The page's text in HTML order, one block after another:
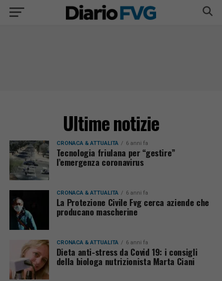
Ultime notizie
CRONACA & ATTUALITÀ 6 anni fa
Tecnologia friulana per “gestire”
l’emergenza coronavirus
CRONACA & ATTUALITÀ 6 anni fa
La Protezione Civile Fvg cerca aziende che
producano mascherine
CRONACA & ATTUALITÀ 6 anni fa
Dieta anti-stress da Covid 19: i consigli
della biologa nutrizionista Marta Ciani